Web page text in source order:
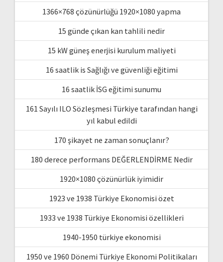
1366×768 çözünürlüğü 1920×1080 yapma
15 günde çıkan kan tahlili nedir
15 kW güneş enerjisi kurulum maliyeti
16 saatlik is Sağlığı ve güvenliği eğitimi
16 saatlik İSG eğitimi sunumu
161 Sayılı ILO Sözleşmesi Türkiye tarafından hangi
yıl kabul edildi
170 şikayet ne zaman sonuçlanır?
180 derece performans DEĞERLENDİRME Nedir
1920×1080 çözünürlük iyimidir
1923 ve 1938 Türkiye Ekonomisi özet
1933 ve 1938 Türkiye Ekonomisi özellikleri
1940-1950 türkiye ekonomisi
1950 ve 1960 Dönemi Türkiye Ekonomi Politikaları